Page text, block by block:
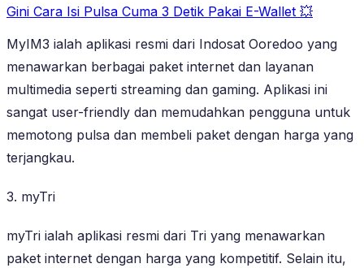
Gini Cara Isi Pulsa Cuma 3 Detik Pakai E-Wallet 💥
MyIM3 ialah aplikasi resmi dari Indosat Ooredoo yang
menawarkan berbagai paket internet dan layanan
multimedia seperti streaming dan gaming. Aplikasi ini
sangat user-friendly dan memudahkan pengguna untuk
memotong pulsa dan membeli paket dengan harga yang
terjangkau.
3. myTri
myTri ialah aplikasi resmi dari Tri yang menawarkan
paket internet dengan harga yang kompetitif. Selain itu,